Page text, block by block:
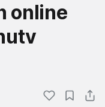
online